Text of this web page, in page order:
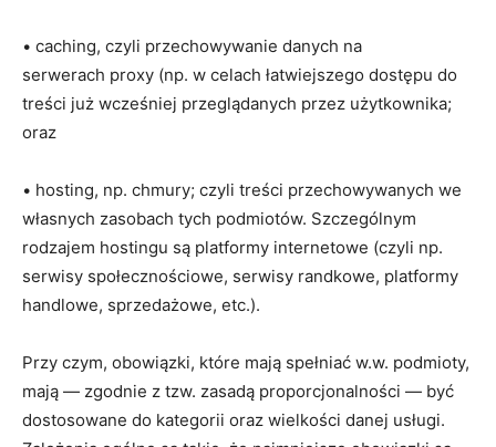
• caching, czyli przechowywanie danych na
serwerach proxy (np. w celach łatwiejszego dostępu do
treści już wcześniej przeglądanych przez użytkownika;
oraz
• hosting, np. chmury; czyli treści przechowywanych we
własnych zasobach tych podmiotów. Szczególnym
rodzajem hostingu są platformy internetowe (czyli np.
serwisy społecznościowe, serwisy randkowe, platformy
handlowe, sprzedażowe, etc.).
Przy czym, obowiązki, które mają spełniać w.w. podmioty,
mają — zgodnie z tzw. zasadą proporcjonalności — być
dostosowane do kategorii oraz wielkości danej usługi.